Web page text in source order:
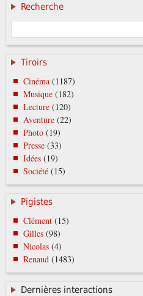
Recherche
Tiroirs
Cinéma (1187)
Musique (182)
Lecture (120)
Aventure (22)
Photo (19)
Presse (33)
Idées (19)
Société (15)
Pigistes
Clément(15)
Gilles(98)
Nicolas(4)
Renaud (1483)
Dernières interactions